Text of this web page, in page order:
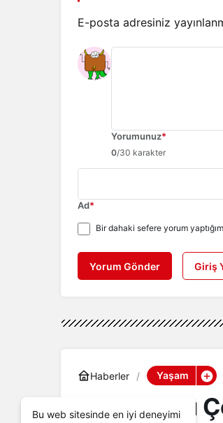
E-posta adresiniz
Yorumunuz*
0/30 karakter
Ad*
Bir dahaki sefere yorum
Yorum Gönder Giriş
Haberler Yaşam
Çukurovalı
Bu web sitesinde en iyi deneyimi